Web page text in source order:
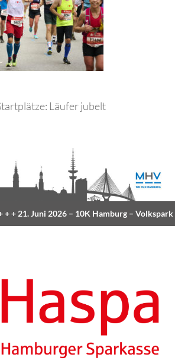
Läufer jubelt
+21. Juni 2026 –10K Hamburg– Volkspark